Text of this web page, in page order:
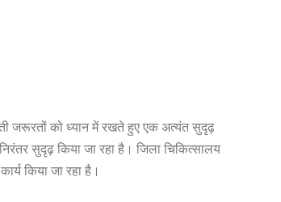
जरूरतों को ध्यान में रखते हुए एक अत्यंत सुदृढ़
सुदृढ़ किया जा रहा है। जिला चिकित्सालय
किया जा रहा है।